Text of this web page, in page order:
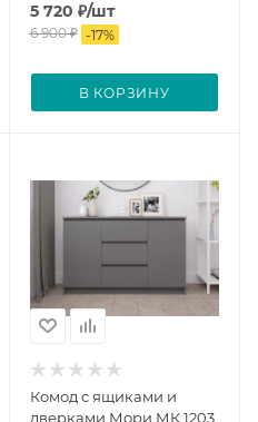
5 720 ₽/шт
6 900₽ -17%
В КОРЗИНУ
Комод с ящиками и
дверками Мори МК 1203